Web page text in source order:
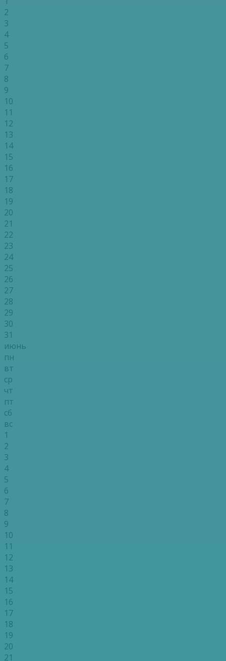
2
3
4
5
6
7
8
9
10
11
12
13
14
15
16
17
18
19
20
21
22
23
24
25
26
27
28
29
30
31
июнь
пн
вт
ср
чт
пт
сб
вс
1
2
3
4
5
6
7
8
9
10
11
12
13
14
15
16
17
18
19
20
21